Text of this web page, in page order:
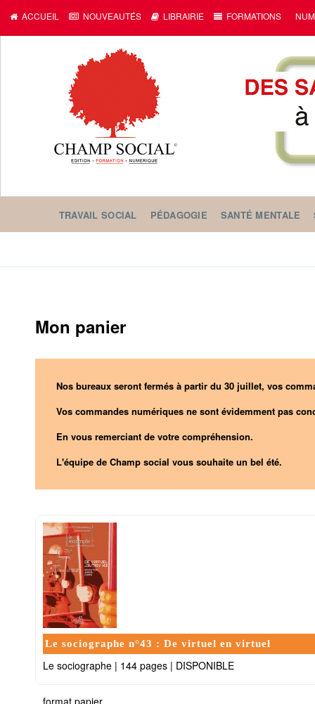
ACCUEIL NOUVEAUTÉS LIBRAIRIE FORMATIONS
TRAVAIL SOCIAL PÉDAGOGIE SANTÉ MENTALE
Mon panier
Nos bureaux seront fermés à partir du 30 juillet, vos
Vos commandes numériques ne sont évidemment pas
En vous remerciant de votre compréhension.
L'équipe de Champ social vous souhaite un bel été.
Le sociographe n°43 : De virtuel en virtuel
Le sociographe | 144 pages | DISPONIBLE
format papier